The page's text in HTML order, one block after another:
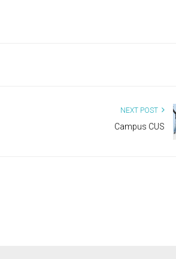
NEXT POST
Campus CUS